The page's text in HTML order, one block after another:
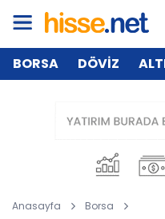
BORSA DÖVİZ
Anasayfa Borsa